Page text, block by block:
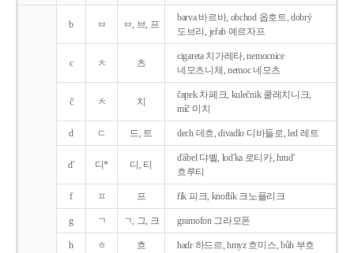
b ㅂ ㅂ, 브, 프
barva 바르바, obchod 옵호트, dobrý
도브리, jeřab 예르자프
c ㅊ 츠
cigareta 치가레타, nemocnice
네모츠니체, nemoc 네모츠
č ㅊ 치
čapek 차페크, kulečnik 쿨레치니크,
míč 미치
d ㄷ 드, 트 dech 데흐, divadlo 디바들로, led 레트
d' 디* 디, 티
d'ábel 댜벨, lod'ka 로티카, hrud'
흐루티
f ㅍ 프 fík 피크, knoflík 크노플리크
g ㄱ ㄱ, 그, 크 gramofon 그라모폰
h ㅎ 흐 hadr 하드르, hmyz 흐미스, bůh 부흐